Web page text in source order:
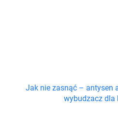
Jak nie zasnąć – antysen
wybudzacz dla